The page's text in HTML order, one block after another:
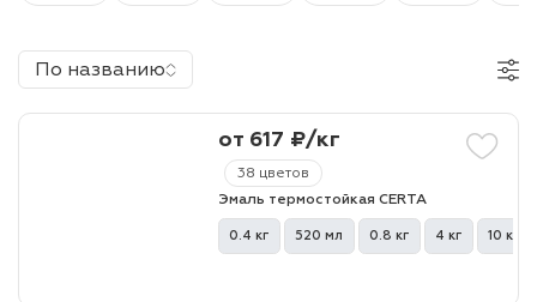
металлу
По названию
38 цветов
от 617 ₽/кг
Эмаль термостойкая CERTA
0.4 кг 520 мл 0.8 кг 4 кг 10 кг